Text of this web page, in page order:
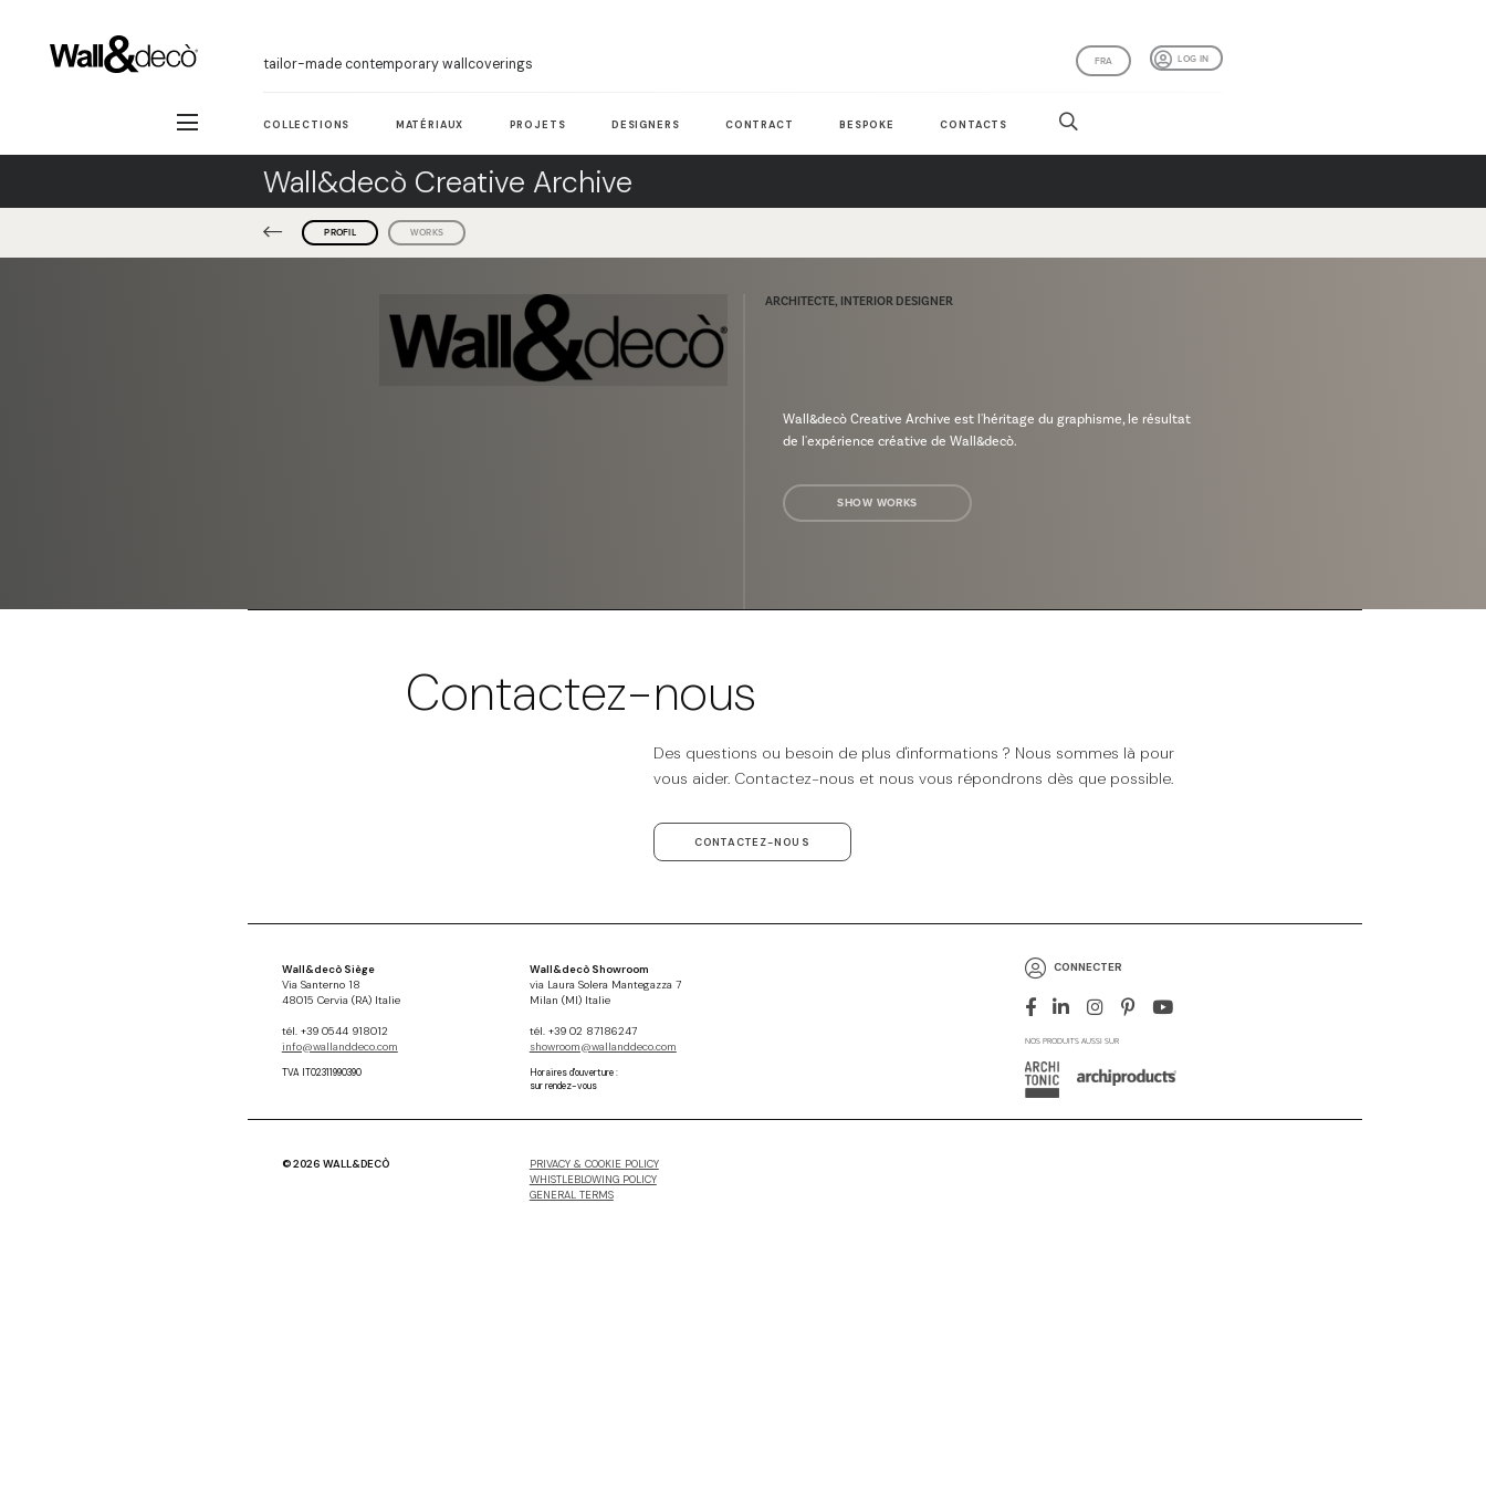
tailor-made contemporary wallcoverings LOG IN
FRA
COLLECTIONS MATÉRIAUX PROJETS DESIGNERS CONTRACT BESPOKE CONTACTS
Wall&decò Creative Archive
PROFIL WORKS
ARCHITECTE, INTERIOR DESIGNER
Wall&decò Creative Archive est l'héritage du graphisme, le résultat
de l'expérience créative de Wall&decò.
SHOW WORKS
Contactez-nous
Des questions ou besoin de plus d'informations ? Nous sommes là pour
vous aider. Contactez-nous et nous vous répondrons dès que possible.
CONTACTEZ-NOUS
Wall&decò Siège
Via Santerno 18
48015 Cervia (RA) Italie
tél. +39 0544 918012
info@wallanddeco.com
TVA IT02311990390
Wall&decò Showroom
via Laura Solera Mantegazza 7
Milan (MI) Italie
tél. +39 02 87186247
showroom@wallanddeco.com
Horaires d'ouverture :
sur rendez-vous
CONNECTER
NOS PRODUITS AUSSI SUR
© 2026 WALL&DECÒ
PRIVACY & COOKIE POLICY
WHISTLEBLOWING POLICY
GENERAL TERMS